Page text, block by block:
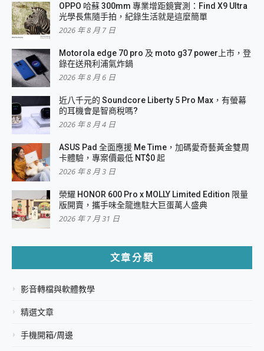
OPPO 哈蘇 300mm 專業增距鏡實測：Find X9 Ultra
光學長焦隨手拍，紀錄生活就是這麼簡單
2026 年 8 月 7 日
Motorola edge 70 pro 及 moto g37 power上市，登
錄在送飛利浦氣炸鍋
2026 年 8 月 6 日
近八千元的 Soundcore Liberty 5 Pro Max，有螢幕
的耳機會是智商稅嗎?
2026 年 8 月 4 日
ASUS Pad 全面應援 Me Time，加碼愛奇藝黃金雙周
卡體驗，專案價最低 NT$0 起
2026 年 8 月 3 日
榮耀 HONOR 600 Pro x MOLLY Limited Edition 限量
版開賣，攜手味全龍進駐大巨蛋萬人盛典
2026 年 7 月 31 日
文章分類
影音轉檔與軟體教學
精選文章
手機開箱/周邊